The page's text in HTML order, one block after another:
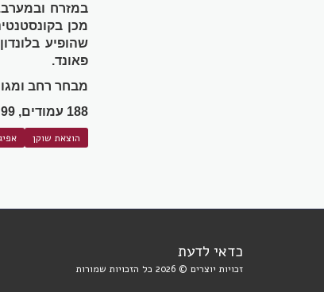
במזרח
מכן
שהופיע
פאונד.
מבחר רחב
188 עמודים, 99 ש"ח.
הוצאת שוקן
כדאי לדעת
זכויות יוצרים © 2026 כל הזכויות שמורות